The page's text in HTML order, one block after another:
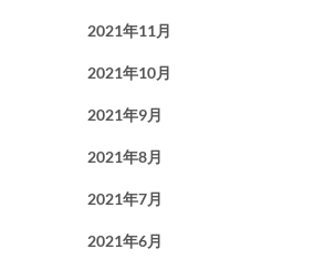
2021年11月
2021年10月
2021年9月
2021年8月
2021年7月
2021年6月